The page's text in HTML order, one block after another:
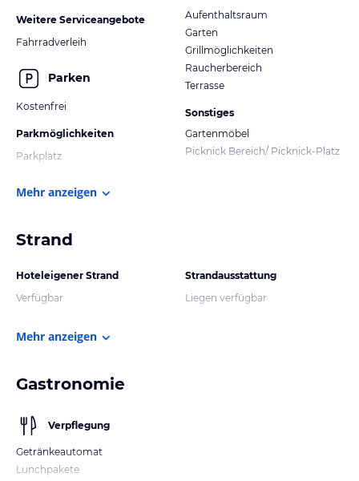
Weitere Serviceangebote
Fahrradverleih
Parken
Kostenfrei
Parkmöglichkeiten
Parkplatz
Aufenthaltsraum
Garten
Grillmöglichkeiten
Raucherbereich
Terrasse
Sonstiges
Gartenmöbel
Picknick Bereich/ Picknick-Platz
Mehr anzeigen
Strand
Hoteleigener Strand
Verfügbar
Strandausstattung
Liegen verfügbar
Mehr anzeigen
Gastronomie
Verpflegung
Getränkeautomat
Lunchpakete